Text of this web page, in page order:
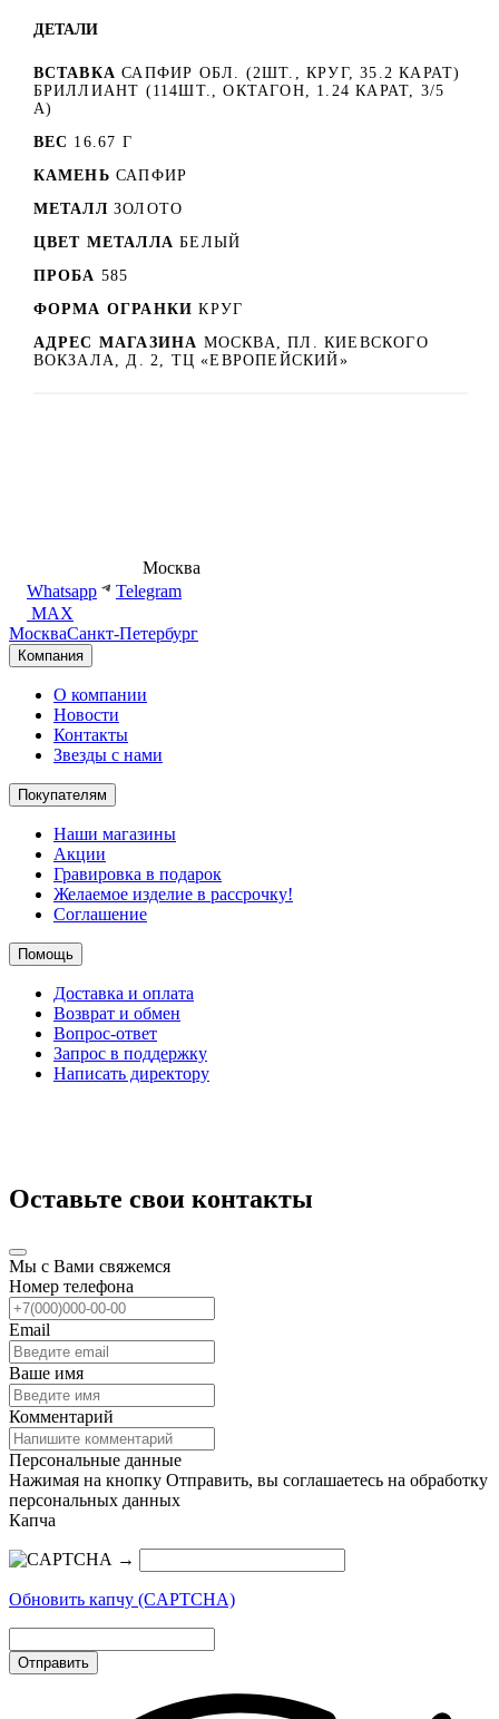
ДЕТАЛИ
ВСТАВКА САПФИР ОБЛ. (2ШТ., КРУГ, 35.2 КАРАТ)
БРИЛЛИАНТ (114ШТ., ОКТАГОН, 1.24 КАРАТ, 3/5
А)
ВЕС 16.67 Г
КАМЕНЬ САПФИР
МЕТАЛЛ ЗОЛОТО
ЦВЕТ МЕТАЛЛА БЕЛЫЙ
ПРОБА 585
ФОРМА ОГРАНКИ КРУГ
АДРЕС МАГАЗИНА МОСКВА, ПЛ. КИЕВСКОГО
ВОКЗАЛА, Д. 2, ТЦ «ЕВРОПЕЙСКИЙ»
Москва
Whatsapp
Telegram
MAX
МоскваСанкт-Петербург
Компания
О компании
Новости
Контакты
Звезды с нами
Покупателям
Наши магазины
Акции
Гравировка в подарок
Желаемое изделие в рассрочку!
Соглашение
Помощь
Доставка и оплата
Возврат и обмен
Вопрос-ответ
Запрос в поддержку
Написать директору
Оставьте свои контакты
Мы с Вами свяжемся
Номер телефона
Email
Ваше имя
Комментарий
Персональные данные
Нажимая на кнопку Отправить, вы соглашаетесь на обработку
персональных данных
Капча
→
Обновить капчу (CAPTCHA)
Отправить